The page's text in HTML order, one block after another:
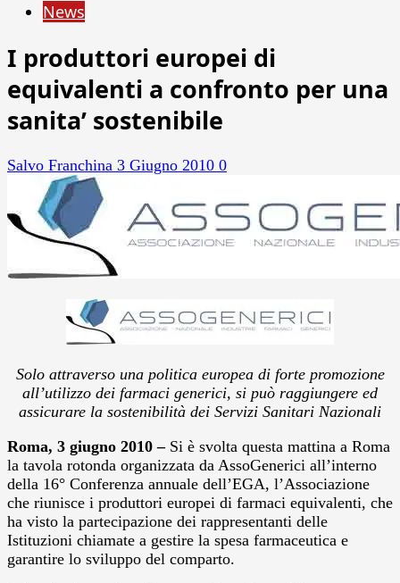
News
I produttori europei di
equivalenti a confronto per una
sanita’ sostenibile
Salvo Franchina 3 Giugno 2010 0
Solo attraverso una politica europea di forte promozione
all’utilizzo dei farmaci generici, si può raggiungere ed
assicurare la sostenibilità dei Servizi Sanitari Nazionali
Roma, 3 giugno 2010 – Si è svolta questa mattina a Roma
la tavola rotonda organizzata da AssoGenerici all’interno
della 16° Conferenza annuale dell’EGA, l’Associazione
che riunisce i produttori europei di farmaci equivalenti, che
ha visto la partecipazione dei rappresentanti delle
Istituzioni chiamate a gestire la spesa farmaceutica e
garantire lo sviluppo del comparto.